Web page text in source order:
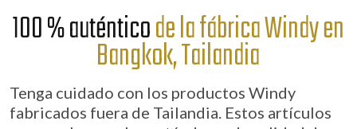
100 % auténticode la fábrica Windy en
Bangkok, Tailandia
Tenga cuidado con los productos Windy
fabricados fuera de Tailandia. Estos artículos